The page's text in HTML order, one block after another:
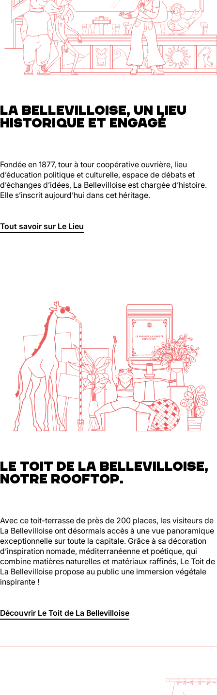
Lun, Mar, Mer, Jeu, Ven : 17h -
00h00
Sam, Dim : 15h00 - 00h00
Voir la carte
01 46 36 07 07
En savoir plus
Ménilmontant
Lun, Mar : Fermé
Du Mercredi au Dimanche
Nous suivre
En savoir plus
LA BELLEVILLOISE, UN LIEU
HISTORIQUE ET ENGAGÉ
Fondée en 1877, tour à tour coopérative ouvrière, lieu
d’éducation politique et culturelle, espace de débats et
d’échanges d’idées, La Bellevilloise est chargée d’histoire.
Elle s’inscrit aujourd’hui dans cet héritage.
Tout savoir sur Le Lieu
LE TOIT DE LA BELLEVILLOISE,
NOTRE ROOFTOP.
Avec ce toit-terrasse de près de 200 places, les visiteurs de
La Bellevilloise ont désormais accès à une vue panoramique
exceptionnelle sur toute la capitale. Grâce à sa décoration
d’inspiration nomade, méditerranéenne et poétique, qui
combine matières naturelles et matériaux raffinés, Le Toit de
La Bellevilloise propose au public une immersion végétale
inspirante !
Découvrir Le Toit de La Bellevilloise